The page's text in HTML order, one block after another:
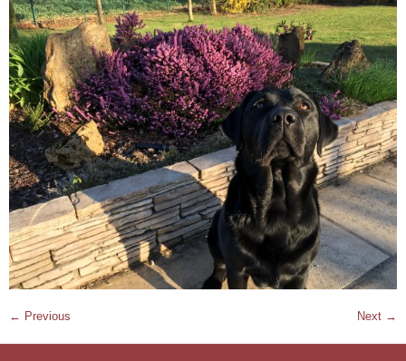
← Previous Next →